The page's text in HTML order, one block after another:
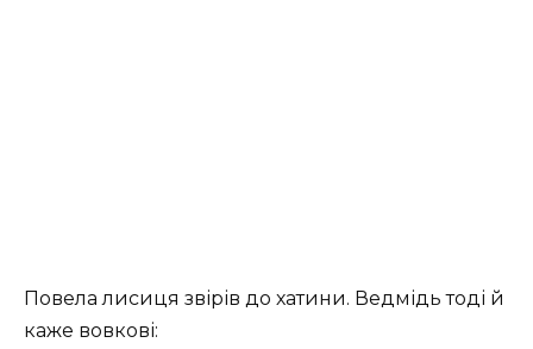
Повела лисиця звірів до хатини. Ведмідь тоді й
каже вовкові: